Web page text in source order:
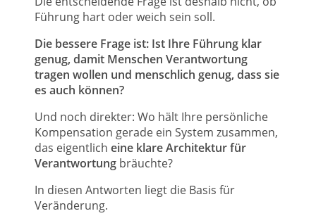
Führung hart oder weich sein soll.
Die bessere Frage ist: Ist Ihre Führung klar
genug, damit Menschen Verantwortung
tragen wollen und menschlich genug, dass sie
es auch können?
Und noch direkter: Wo hält Ihre persönliche
Kompensation gerade ein System zusammen,
das eigentlich eine klare Architektur für
Verantwortung bräuchte?
In diesen Antworten liegt die Basis für
Veränderung.